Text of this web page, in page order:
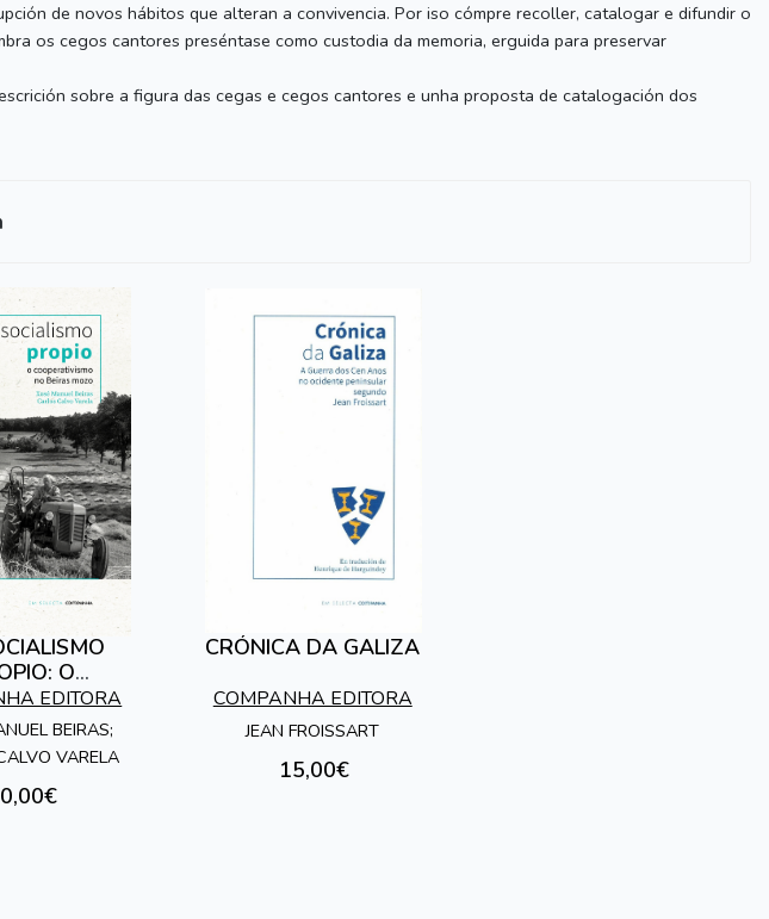
de novos hábitos que alteran a convivencia. Por iso cómpre recoller, catalogar e difundir o
os cegos cantores preséntase como custodia da memoria, erguida para preservar
sobre a figura das cegas e cegos cantores e unha proposta de catalogación dos
O
MOZO
EDITORA
BEIRAS;
VARELA
CRÓNICA DA GALIZA
COMPANHA EDITORA
JEAN FROISSART
15,00€